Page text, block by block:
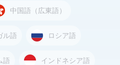
中国語（広東語）
ル語 ロシア語
語 インドネシア語